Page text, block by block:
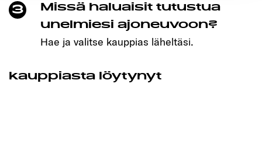
3
Missä haluaisit tutustua
unelmiesi ajoneuvoon?
Hae ja valitse kauppias läheltäsi.
kauppiasta löytynyt